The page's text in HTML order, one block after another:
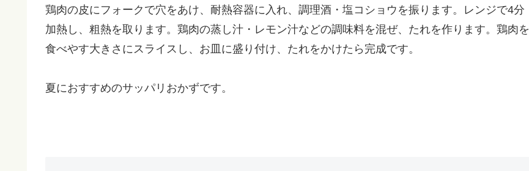
鶏肉の皮にフォークで穴をあけ、耐熱容器に入れ、調理酒・塩コショウを振ります。レンジで4分
加熱し、粗熱を取ります。鶏肉の蒸し汁・レモン汁などの調味料を混ぜ、たれを作ります。鶏肉を
食べやす大きさにスライスし、お皿に盛り付け、たれをかけたら完成です。
夏におすすめのサッパリおかずです。